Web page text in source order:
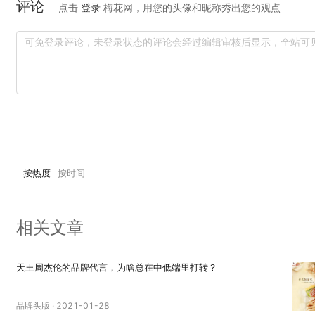
评论 点击 登录 梅花网，用您的头像和昵称秀出您的观点
按热度 按时间
相关文章
天王周杰伦的品牌代言，为啥总在中低端里打转？
品牌头版 · 2021-01-28